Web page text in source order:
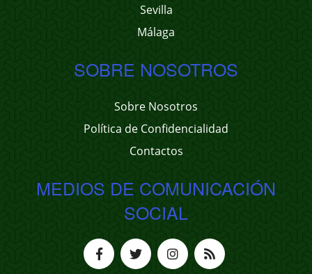
Sevilla
Málaga
SOBRE NOSOTROS
Sobre Nosotros
Política de Confidencialidad
Contactos
MEDIOS DE COMUNICACIÓN
SOCIAL